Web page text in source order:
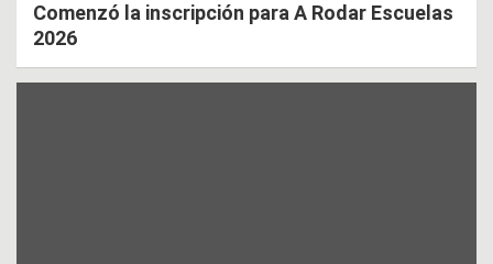
Comenzó la inscripción para A Rodar Escuelas
2026